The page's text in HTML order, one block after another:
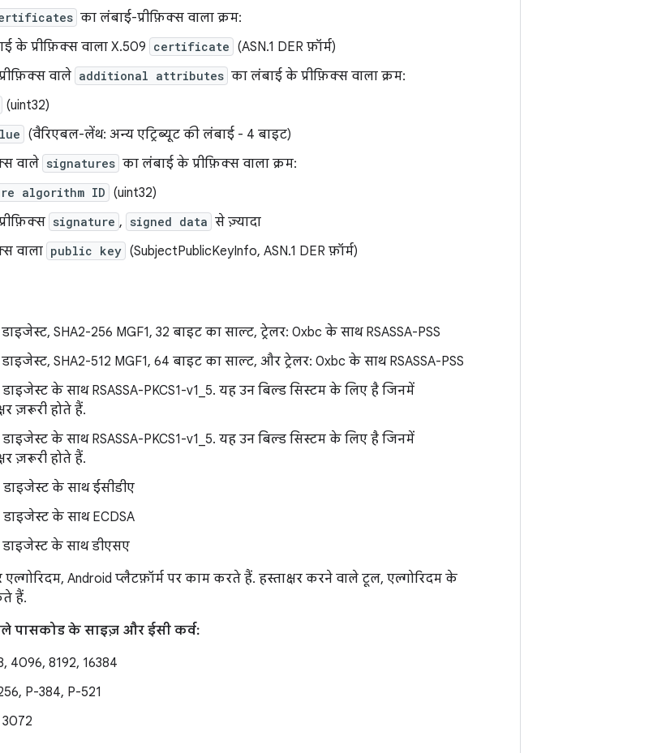
का लंबाई-प्रीफ़िक्स वाला क्रम:
के प्रीफ़िक्स वाला X.509 certificate (ASN.1 DER फ़ॉर्म)
वाले additional attributes का लंबाई के प्रीफ़िक्स वाला क्रम:
(uint32)
(वैरिएबल-लेंथ: अन्य एट्रिब्यूट की लंबाई - 4 बाइट)
वाले signatures का लंबाई के प्रीफ़िक्स वाला क्रम:
algorithm ID (uint32)
signature , signed data से ज़्यादा
वाला public key (SubjectPublicKeyInfo, ASN.1 DER फ़ॉर्म)
SHA2-256 MGF1, 32 बाइट का साल्ट, ट्रेलर: 0xbc के साथ RSASSA-PSS
SHA2-512 MGF1, 64 बाइट का साल्ट, और ट्रेलर: 0xbc के साथ RSASSA-PSS
के साथ RSASSA-PKCS1-v1_5. यह उन बिल्ड सिस्टम के लिए है जिनमें
ज़रूरी होते हैं.
के साथ RSASSA-PKCS1-v1_5. यह उन बिल्ड सिस्टम के लिए है जिनमें
ज़रूरी होते हैं.
के साथ ईसीडीए
के साथ ECDSA
के साथ डीएसए
एल्गोरिदम, Android प्लैटफ़ॉर्म पर काम करते हैं. हस्ताक्षर करने वाले टूल, एल्गोरिदम के
हैं.
पासकोड के साइज़ और ईसी कर्व:
8192, 16384
P-384, P-521